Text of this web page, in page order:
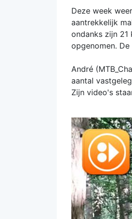
Deze week
aantrekkelijk
ondanks zijn
opgenomen.
André
aantal
Zijn video's